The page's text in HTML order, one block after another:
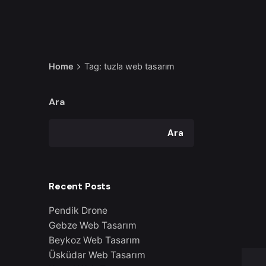
Home Tag: tuzla web tasarım
Ara
Ara
Recent Posts
Pendik Drone
Gebze Web Tasarım
Beykoz Web Tasarım
Üsküdar Web Tasarım